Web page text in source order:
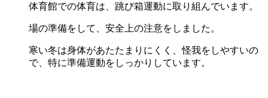
体育館での体育は、跳び箱運動に取り組んでいます。
場の準備をして、安全上の注意をしました。
寒い冬は身体があたたまりにくく、怪我をしやすいの
で、特に準備運動をしっかりしています。